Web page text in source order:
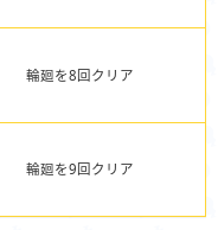
輪廻を8回クリア
輪廻を9回クリア